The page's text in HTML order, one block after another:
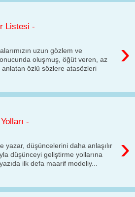
Listesi -
›
uzun gözlem ve
oluşmuş, öğüt veren, az
anlatan özlü sözlere atasözleri
-
›
yazar, düşüncelerini daha anlaşılır
düşünceyi geliştirme yollarına
ilk defa maarif modeliy...